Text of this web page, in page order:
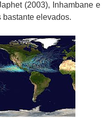
(2003), Inhambane e
bastante elevados.